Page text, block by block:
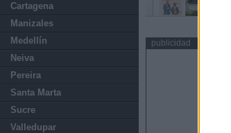
Cartagena
Manizales
Medellín
Neiva
Pereira
Santa Marta
Sucre
Valledupar
publicidad